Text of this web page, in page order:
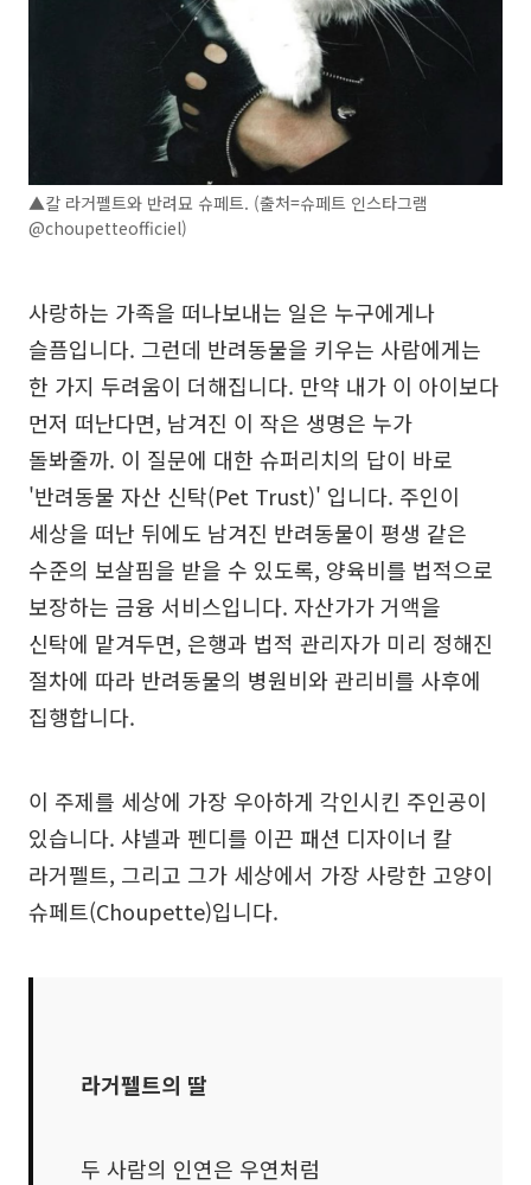
▲칼 라거펠트와 반려묘 슈페트. (출처=슈페트 인스타그램
@choupetteofficiel)
사랑하는 가족을 떠나보내는 일은 누구에게나
슬픔입니다. 그런데 반려동물을 키우는 사람에게는
한 가지 두려움이 더해집니다. 만약 내가 이 아이보다
먼저 떠난다면, 남겨진 이 작은 생명은 누가
돌봐줄까. 이 질문에 대한 슈퍼리치의 답이 바로
'반려동물 자산 신탁(Pet Trust)' 입니다. 주인이
세상을 떠난 뒤에도 남겨진 반려동물이 평생 같은
수준의 보살핌을 받을 수 있도록, 양육비를 법적으로
보장하는 금융 서비스입니다. 자산가가 거액을
신탁에 맡겨두면, 은행과 법적 관리자가 미리 정해진
절차에 따라 반려동물의 병원비와 관리비를 사후에
집행합니다.
이 주제를 세상에 가장 우아하게 각인시킨 주인공이
있습니다. 샤넬과 펜디를 이끈 패션 디자이너 칼
라거펠트, 그리고 그가 세상에서 가장 사랑한 고양이
슈페트(Choupette)입니다.
라거펠트의 딸
두 사람의 인연은 우연처럼